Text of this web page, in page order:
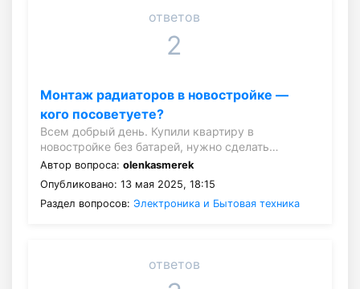
ответов
2
Монтаж радиаторов в новостройке —
кого посоветуете?
Всем добрый день. Купили квартиру в
новостройке без батарей, нужно сделать…
Автор вопроса: olenkasmerek
Опубликовано: 13 мая 2025, 18:15
Раздел вопросов: Электроника и Бытовая техника
ответов